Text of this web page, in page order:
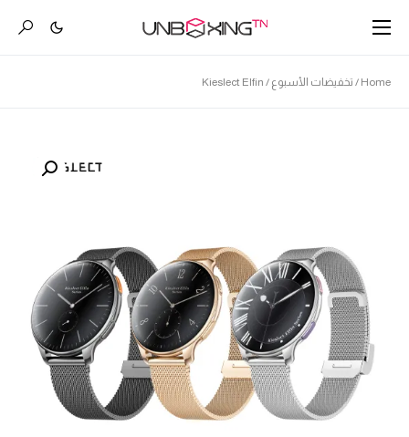
Home
/ تخفيضات الأسبوع / Kieslect Elfin